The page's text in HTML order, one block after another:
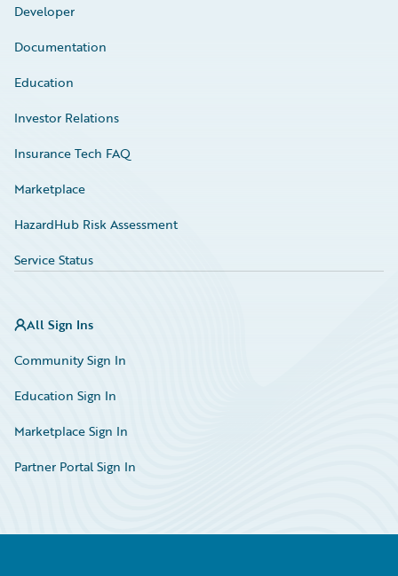
Developer
Documentation
Education
Investor Relations
Insurance Tech FAQ
Marketplace
HazardHub Risk Assessment
Service Status
All Sign Ins
Community Sign In
Education Sign In
Marketplace Sign In
Partner Portal Sign In